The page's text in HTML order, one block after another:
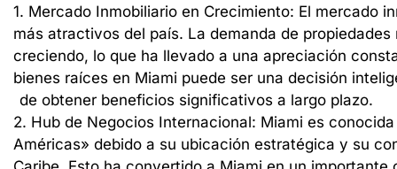
1. Mercado Inmobiliario en Crecimiento: El mercado
más atractivos del país. La demanda de propiedades
creciendo, lo que ha llevado a una apreciación
bienes raíces en Miami puede ser una decisión
de obtener beneficios significativos a largo plazo.
2. Hub de Negocios Internacional: Miami es conocida
Américas» debido a su ubicación estratégica y su